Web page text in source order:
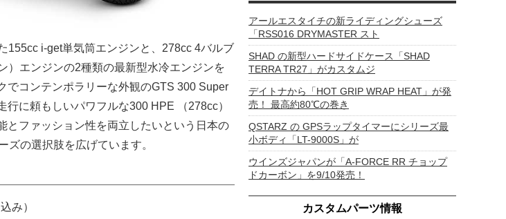
155cc i-get単気筒エンジンと、278cc 4バルブ
）エンジンの2種類の最新型水冷エンジンを
でコンテンポラリーな外観のGTS 300 Super
に頼もしいパワフルな300 HPE （278cc）
とファッション性を両立したいという日本の
ズの選択肢を広げています。
み）
アールエスタイチの新ライディングシューズ
「RSS016 DRYMASTER スト
SHAD の新型ハードサイドケース「SHAD
TERRA TR27」がカスタムジ
デイトナから「HOT GRIP WRAP HEAT」が発
売！ 最高約80℃の巻き
QSTARZ の GPSラップタイマーにシリーズ最
小ボディ「LT-9000S」が
ウインズジャパンが「A-FORCE RR チョップ
ドカーボン」を9/10発売！
カスタムパーツ情報